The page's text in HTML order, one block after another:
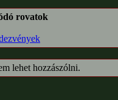
rovatok
lehet hozzászólni.